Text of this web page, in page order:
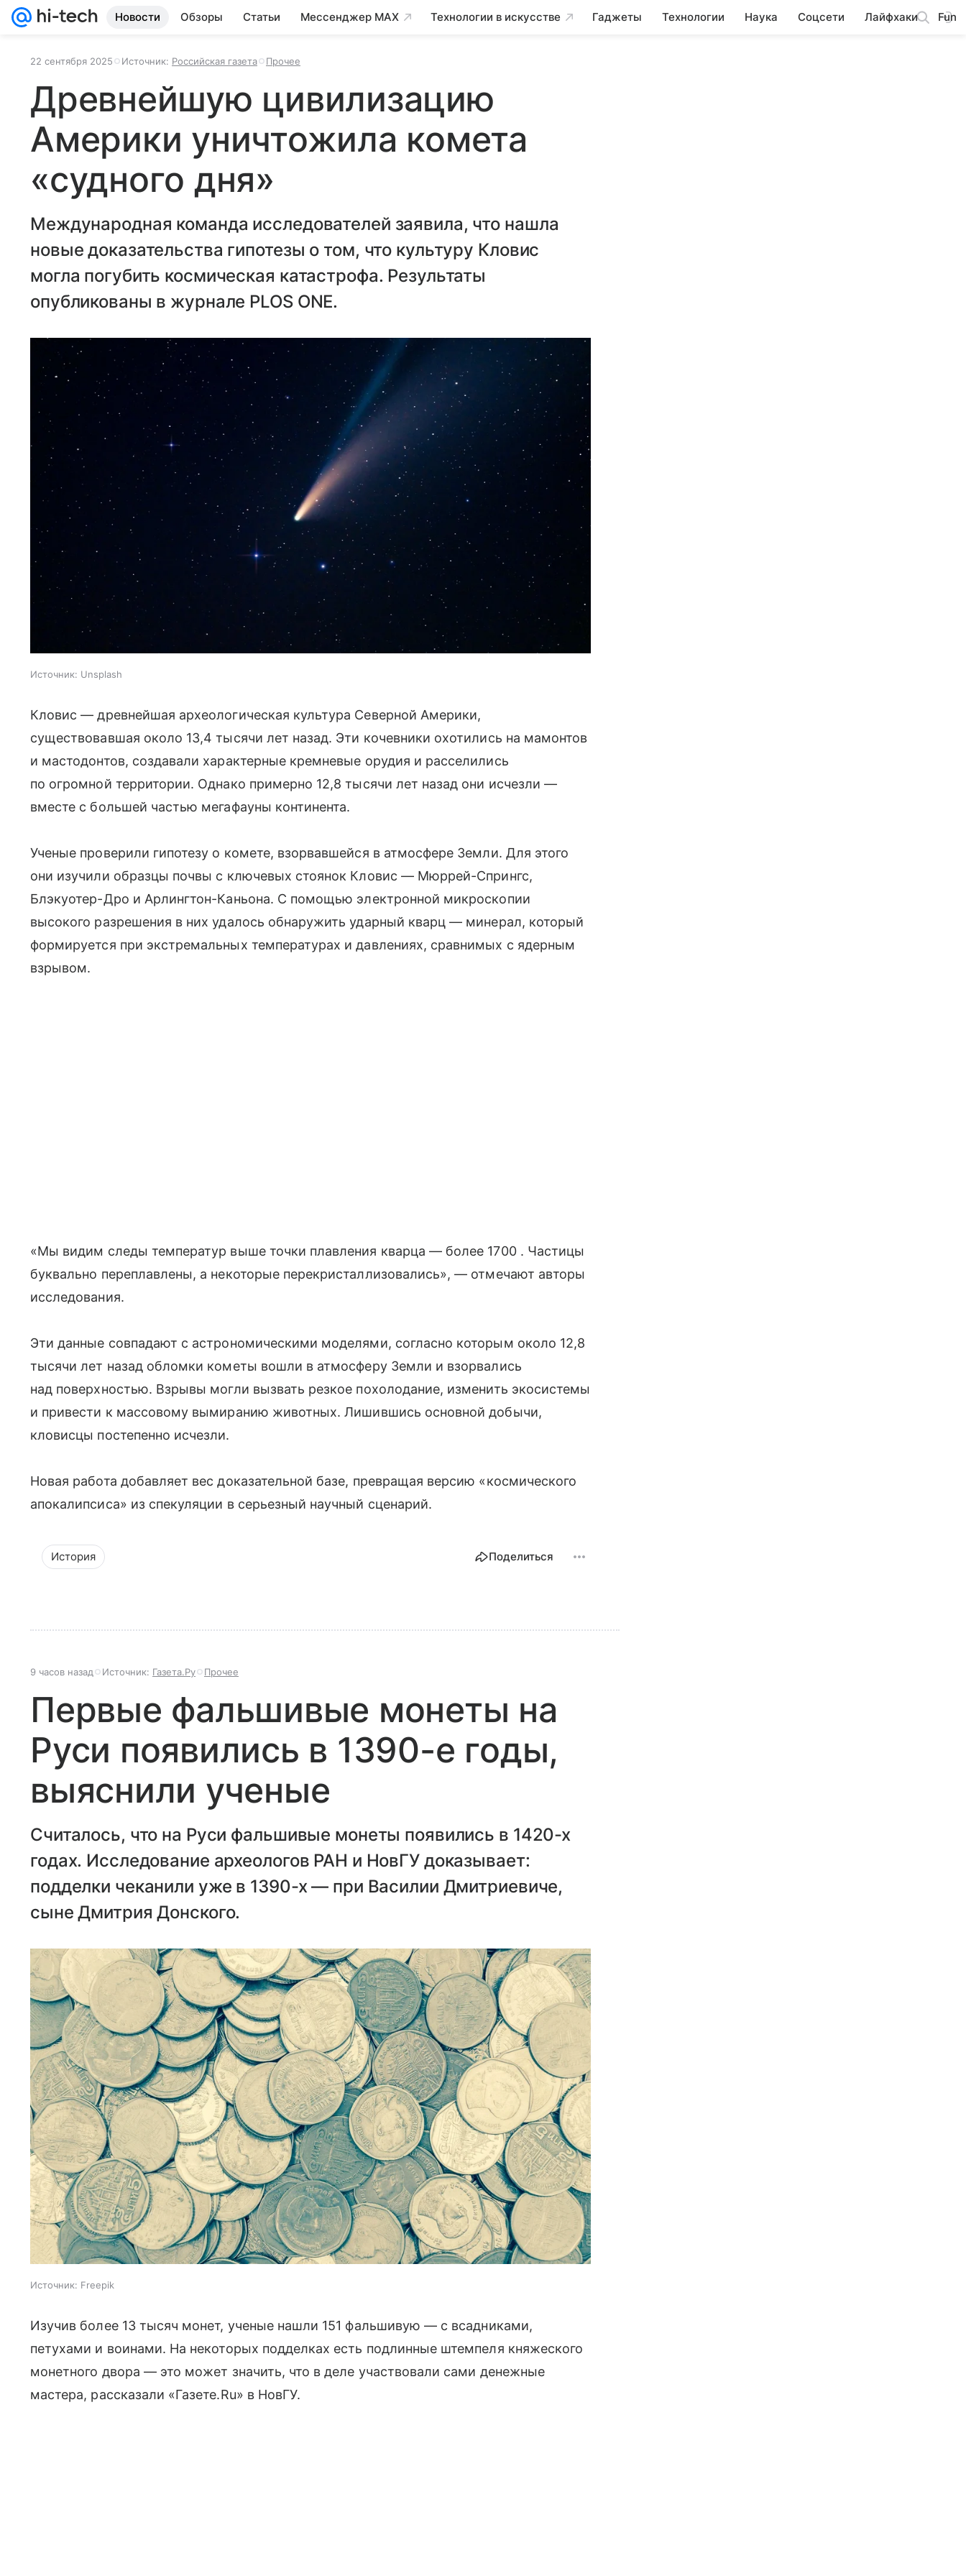
Новости Обзоры Статьи Мессенджер MAX Технологии в искусстве Гаджеты Технологии Наука Соцсети Лайфхаки Fun
22 сентября 2025 Источник: Российская газета Прочее
Древнейшую цивилизацию
Америки уничтожила комета
«судного дня»
Международная команда исследователей заявила, что нашла
новые доказательства гипотезы о том, что культуру Кловис
могла погубить космическая катастрофа. Результаты
опубликованы в журнале PLOS ONE.
Источник: Unsplash
Кловис — древнейшая археологическая культура Северной Америки,
существовавшая около 13,4 тысячи лет назад. Эти кочевники охотились на мамонтов
и мастодонтов, создавали характерные кремневые орудия и расселились
по огромной территории. Однако примерно 12,8 тысячи лет назад они исчезли —
вместе с большей частью мегафауны континента.
Ученые проверили гипотезу о комете, взорвавшейся в атмосфере Земли. Для этого
они изучили образцы почвы с ключевых стоянок Кловис — Мюррей-Спрингс,
Блэкуотер-Дро и Арлингтон-Каньона. С помощью электронной микроскопии
высокого разрешения в них удалось обнаружить ударный кварц — минерал, который
формируется при экстремальных температурах и давлениях, сравнимых с ядерным
взрывом.
«Мы видим следы температур выше точки плавления кварца — более 1700 . Частицы
буквально переплавлены, а некоторые перекристаллизовались», — отмечают авторы
исследования.
Эти данные совпадают с астрономическими моделями, согласно которым около 12,8
тысячи лет назад обломки кометы вошли в атмосферу Земли и взорвались
над поверхностью. Взрывы могли вызвать резкое похолодание, изменить экосистемы
и привести к массовому вымиранию животных. Лишившись основной добычи,
кловисцы постепенно исчезли.
Новая работа добавляет вес доказательной базе, превращая версию «космического
апокалипсиса» из спекуляции в серьезный научный сценарий.
История Поделиться
9 часов назад Источник: Газета.Ру Прочее
Первые фальшивые монеты на
Руси появились в 1390-е годы,
выяснили ученые
Считалось, что на Руси фальшивые монеты появились в 1420-х
годах. Исследование археологов РАН и НовГУ доказывает:
подделки чеканили уже в 1390-х — при Василии Дмитриевиче,
сыне Дмитрия Донского.
Источник: Freepik
Изучив более 13 тысяч монет, ученые нашли 151 фальшивую — с всадниками,
петухами и воинами. На некоторых подделках есть подлинные штемпеля княжеского
монетного двора — это может значить, что в деле участвовали сами денежные
мастера, рассказали «Газете.Ru» в НовГУ.